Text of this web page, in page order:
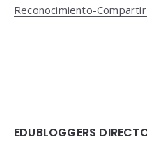
Reconocimiento-
EDUBLOGGERS